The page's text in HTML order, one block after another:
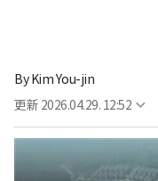
By Kim You-jin
更新 2026.04.29. 12:52